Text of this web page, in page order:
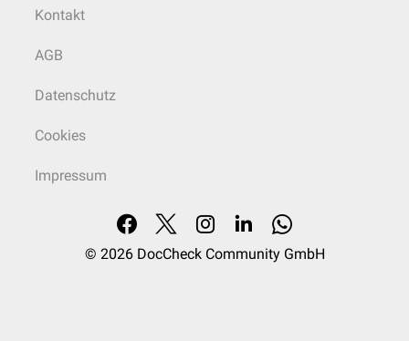
Kontakt
AGB
Datenschutz
Cookies
Impressum
© 2026 DocCheck Community GmbH